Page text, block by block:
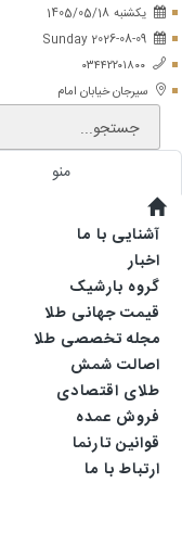
يكشنبه 1405/05/18
Sunday 2026-08-09
۰۳۴۴۲۲۰۱۸۰۰
سیرجان خیابان امام
جستجو...
منو
آشنایی با ما
اخبار
گروه بارشیک
قیمت جهانی طلا
مجله تخصصی طلا
اصالت شمش
طلای اقتصادی
فروش عمده
قوانین تارنما
ارتباط با ما